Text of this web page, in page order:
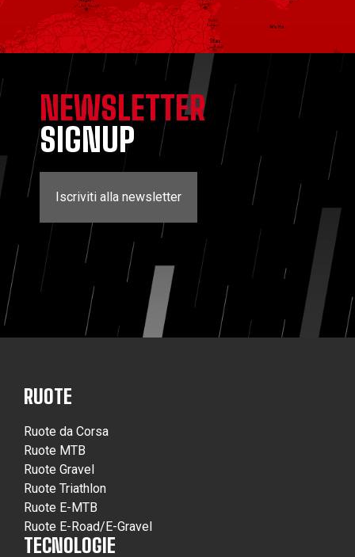
NEWSLETTER
SIGNUP
Iscriviti alla newsletter
RUOTE
Ruote da Corsa
Ruote MTB
Ruote Gravel
Ruote Triathlon
Ruote E-MTB
Ruote E-Road/E-Gravel
TECNOLOGIE